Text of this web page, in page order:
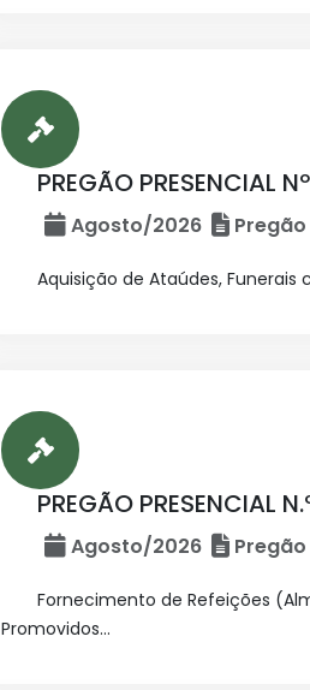
PREGÃO PRESENCIAL
Agosto/2026
Aquisição de Ataúdes,
PREGÃO PRESENCIAL
Agosto/2026
Fornecimento de Refeições
Promovidos...